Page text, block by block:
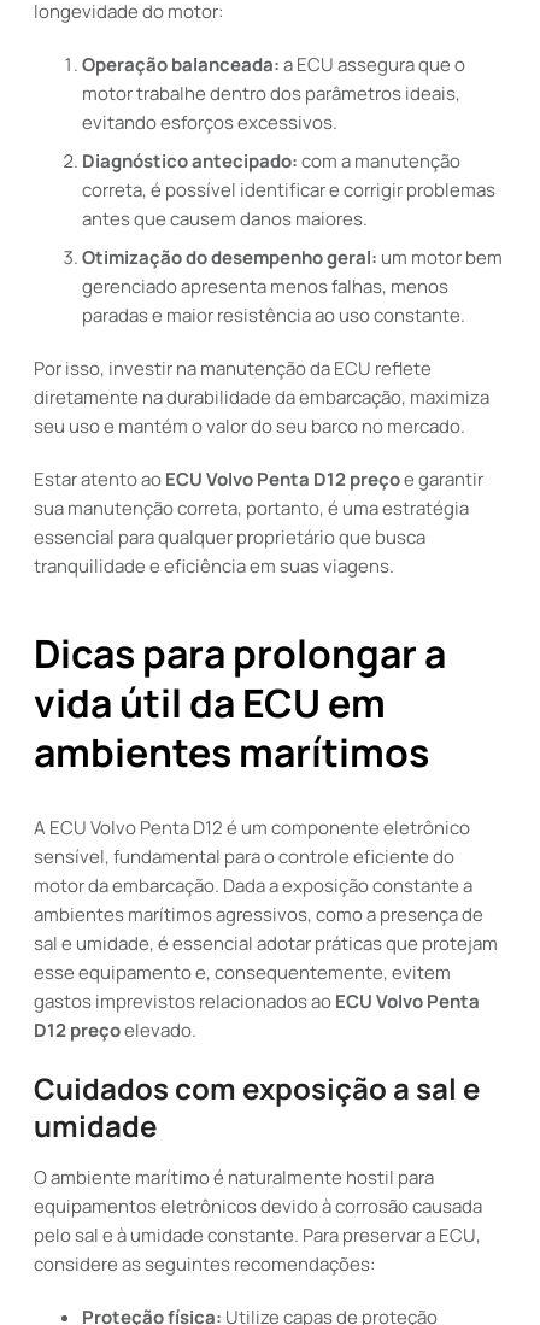
longevidade do motor:
Operação balanceada:a ECU assegura que o
motor trabalhe dentro dos parâmetros ideais,
evitando esforços excessivos.
Diagnóstico antecipado:com a manutenção
correta, é possível identificar e corrigir problemas
antes que causem danos maiores.
Otimização do desempenho geral: um motor bem
gerenciado apresenta menos falhas, menos
paradas e maior resistência ao uso constante.
Por isso, investir na manutenção da ECU reflete
diretamente na durabilidade da embarcação, maximiza
seu uso e mantém o valor do seu barco no mercado.
Estar atento aoECU Volvo Penta D12 preçoe garantir
sua manutenção correta, portanto, é uma estratégia
essencial para qualquer proprietário que busca
tranquilidade e eficiência em suas viagens.
Dicas para prolongar a
vida útil da ECU em
ambientes marítimos
A ECU Volvo Penta D12 é um componente eletrônico
sensível, fundamental para o controle eficiente do
motor da embarcação. Dada a exposição constante a
ambientes marítimos agressivos, como a presença de
sal e umidade, é essencial adotar práticas que protejam
esse equipamento e, consequentemente, evitem
gastos imprevistos relacionados aoECU Volvo Penta
D12 preçoelevado.
Cuidados com exposição a sal e
umidade
O ambiente marítimo é naturalmente hostil para
equipamentos eletrônicos devido à corrosão causada
pelo sal e à umidade constante. Para preservar a ECU,
considere as seguintes recomendações:
Proteção física: Utilize capas de proteção